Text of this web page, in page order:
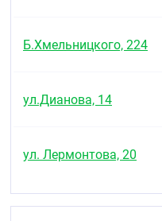
Б.Хмельницкого, 224
ул.Дианова, 14
ул. Лермонтова, 20